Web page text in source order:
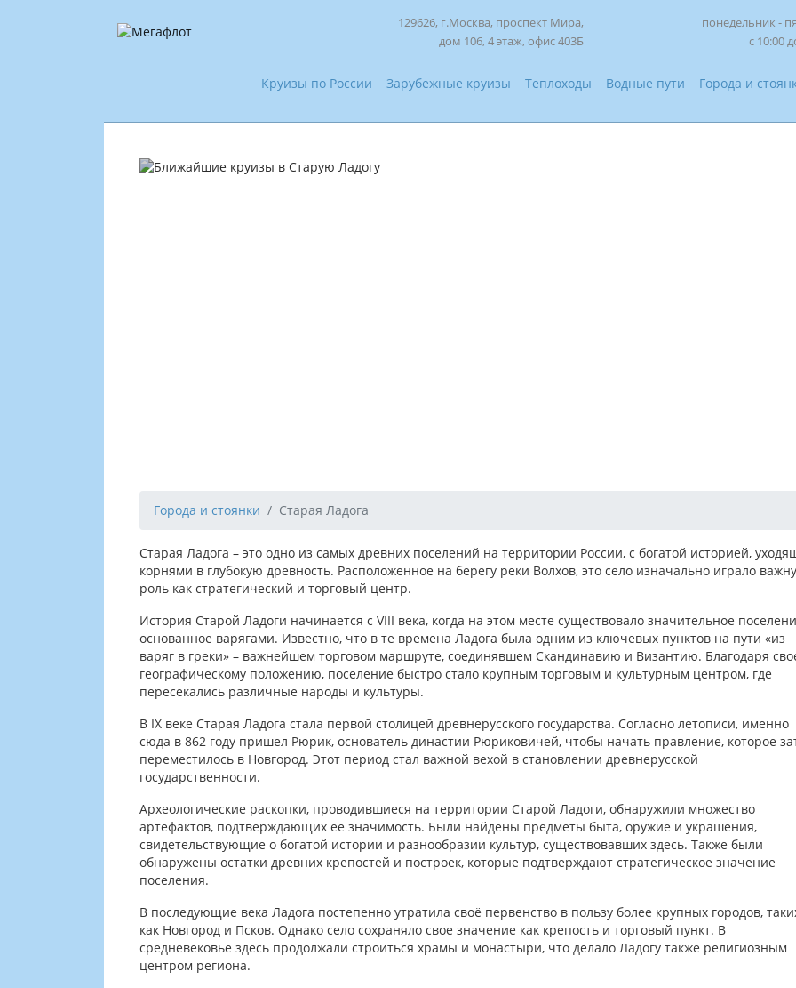
129626, г.Москва, проспект Мира,
дом 106, 4 этаж, офис 403Б
понедельник -
с 10:00
Круизы по России Зарубежные круизы Теплоходы Водные пути Города и
Города и стоянки Старая Ладога
Старая Ладога – это одно из самых древних поселений на территории России, с богатой историей,
корнями в глубокую древность. Расположенное на берегу реки Волхов, это село изначально играло
роль как стратегический и торговый центр.
История Старой Ладоги начинается с VIII века, когда на этом месте существовало значительное
основанное варягами. Известно, что в те времена Ладога была одним из ключевых пунктов на пути «из
варяг в греки» – важнейшем торговом маршруте, соединявшем Скандинавию и Византию. Благодаря
географическому положению, поселение быстро стало крупным торговым и культурным центром, где
пересекались различные народы и культуры.
В IX веке Старая Ладога стала первой столицей древнерусского государства. Согласно летописи, именно
сюда в 862 году пришел Рюрик, основатель династии Рюриковичей, чтобы начать правление, которое
переместилось в Новгород. Этот период стал важной вехой в становлении древнерусской
государственности.
Археологические раскопки, проводившиеся на территории Старой Ладоги, обнаружили множество
артефактов, подтверждающих её значимость. Были найдены предметы быта, оружие и украшения,
свидетельствующие о богатой истории и разнообразии культур, существовавших здесь. Также были
обнаружены остатки древних крепостей и построек, которые подтверждают стратегическое значение
поселения.
В последующие века Ладога постепенно утратила своё первенство в пользу более крупных городов,
как Новгород и Псков. Однако село сохраняло свое значение как крепость и торговый пункт. В
средневековье здесь продолжали строиться храмы и монастыри, что делало Ладогу также религиозным
центром региона.